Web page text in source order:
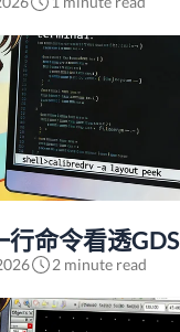
命令看透GDS
2 minute read